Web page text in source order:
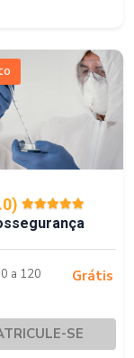
a 120
Grátis
SE